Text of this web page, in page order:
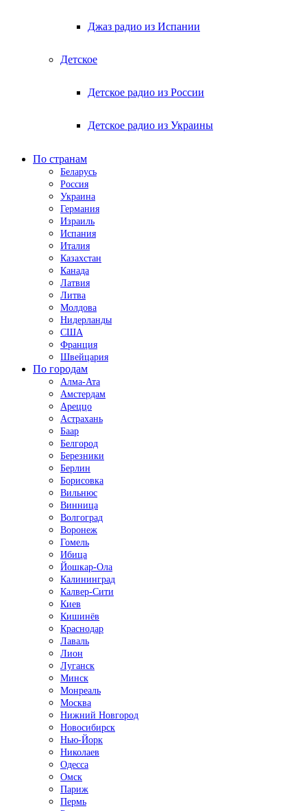
Джаз радио из Испании
Детское
Детское радио из России
Детское радио из Украины
По странам
Беларусь
Россия
Украина
Германия
Израиль
Испания
Италия
Казахстан
Канада
Латвия
Литва
Молдова
Нидерланды
США
Франция
Швейцария
По городам
Алма-Ата
Амстердам
Ареццо
Астрахань
Баар
Белгород
Березники
Берлин
Борисовка
Вильнюс
Винница
Волгоград
Воронеж
Гомель
Ибица
Йошкар-Ола
Калининград
Калвер-Сити
Киев
Кишинёв
Краснодар
Лаваль
Лион
Луганск
Минск
Монреаль
Москва
Нижний Новгород
Новосибирск
Нью-Йорк
Николаев
Одесса
Омск
Париж
Пермь